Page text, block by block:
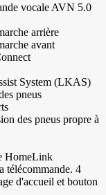
vocale AVN 5.0
arrière
avant
System (LKAS)
pneus
des pneus propre à
HomeLink
télécommande. 4
d'accueil et bouton